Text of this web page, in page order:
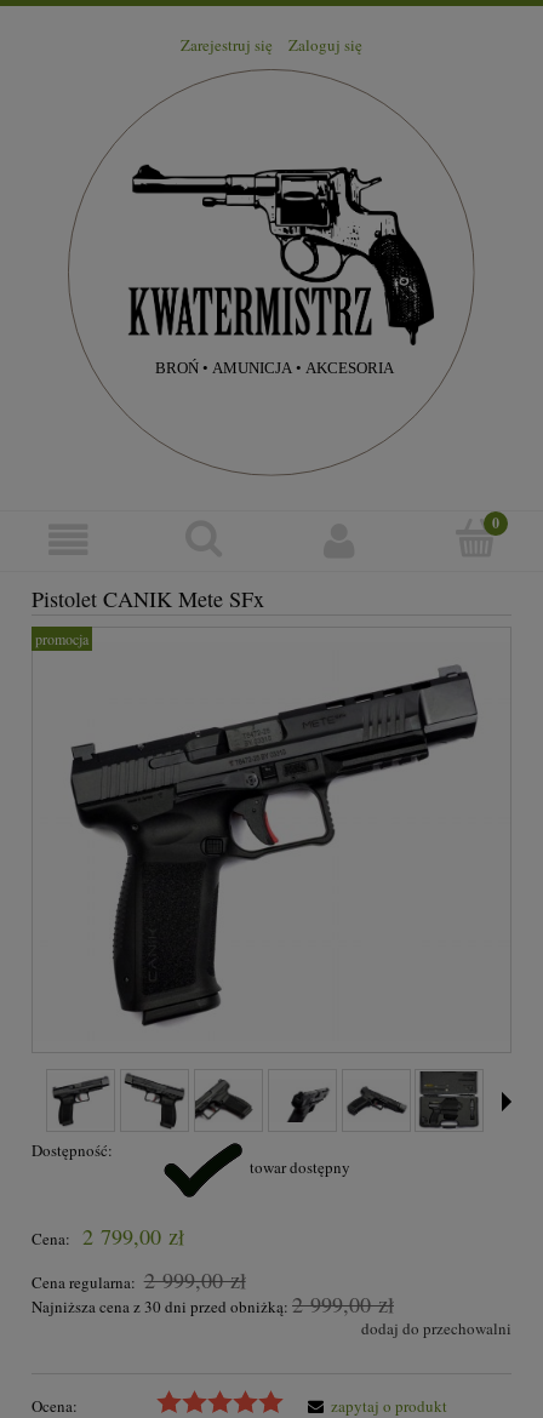
Zarejestruj się Zaloguj się
Pistolet CANIK Mete SFx
promocja
Dostępność:
towar dostępny
Cena: 2 799,00 zł
Cena regularna: 2 999,00 zł
Najniższa cena z 30 dni przed obniżką: 2 999,00 zł
dodaj do przechowalni
Ocena:
zapytaj o produkt